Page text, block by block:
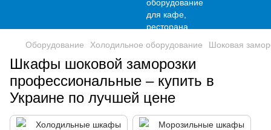
Оборудование Холодильное оборудование Шоковая
Шкафы шоковой заморозки
профессиональные – купить в
Украине по лучшей цене
Холодильные шкафы Морозильные шкафы